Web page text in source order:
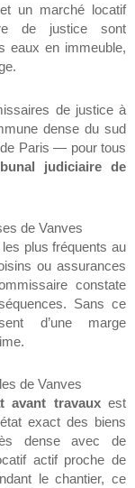
un marché locatif
de justice sont
eaux en immeuble,
de justice à
dense du sud
Paris — pour tous
judiciaire de
de Vanves
plus fréquents au
ou assurances
constate
Sans ce
d’une marge
de Vanves
avant travauxest
exact des biens
dense avec de
actif proche de
le chantier, ce